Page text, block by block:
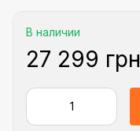
В наличии
27 299 грн